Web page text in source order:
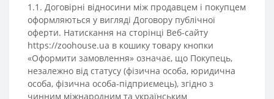
1.1. Договірні відносини між продавцем і покупцем
оформляються у вигляді Договору публічної
оферти. Натискання на сторінці Веб-сайту
https://zoohouse.ua в кошику товару кнопки
«Оформити замовлення» означає, що Покупець,
незалежно від статусу (фізична особа, юридична
особа, фізична особа-підприємець), згідно з
чинним міжнародним та українським